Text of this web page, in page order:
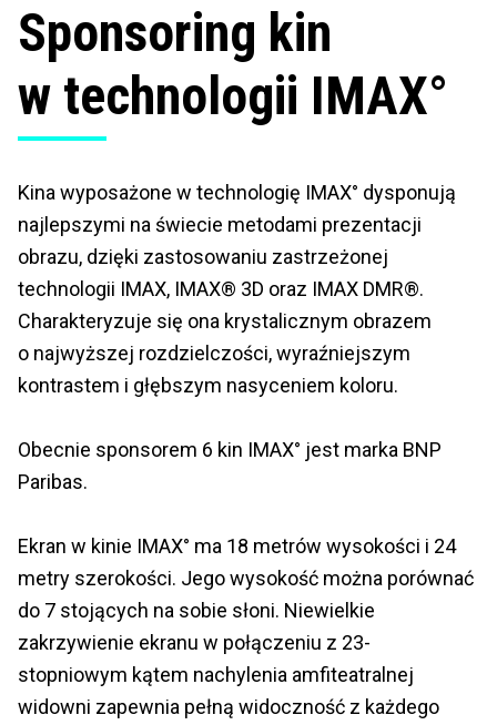
Sponsoring kin
w technologii IMAX°
Kina wyposażone w technologię IMAX° dysponują
najlepszymi na świecie metodami prezentacji
obrazu, dzięki zastosowaniu zastrzeżonej
technologii IMAX, IMAX® 3D oraz IMAX DMR®.
Charakteryzuje się ona krystalicznym obrazem
o najwyższej rozdzielczości, wyraźniejszym
kontrastem i głębszym nasyceniem koloru.
Obecnie sponsorem 6 kin IMAX° jest marka BNP
Paribas.
Ekran w kinie IMAX° ma 18 metrów wysokości i 24
metry szerokości. Jego wysokość można porównać
do 7 stojących na sobie słoni. Niewielkie
zakrzywienie ekranu w połączeniu z 23-
stopniowym kątem nachylenia amfiteatralnej
widowni zapewnia pełną widoczność z każdego